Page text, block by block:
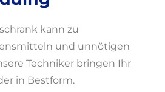
kann zu
und unnötigen
Techniker bringen Ihr
in Bestform.